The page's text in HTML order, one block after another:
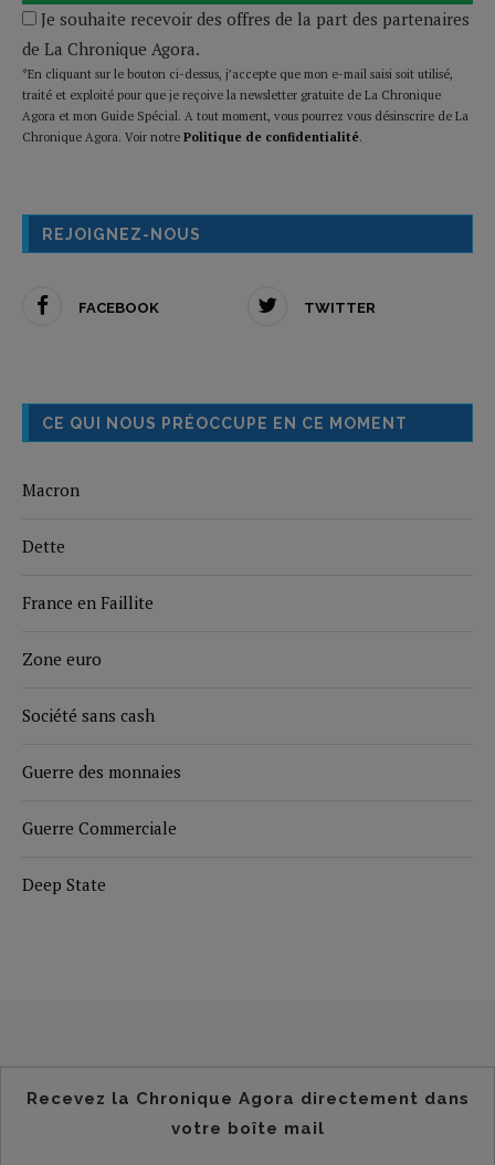
Je souhaite recevoir des offres de la part des partenaires
de La Chronique Agora.
*En cliquant sur le bouton ci-dessus, j’accepte que mon e-mail saisi soit utilisé,
traité et exploité pour que je reçoive la newsletter gratuite de La Chronique
Agora et mon Guide Spécial. A tout moment, vous pourrez vous désinscrire de La
Chronique Agora. Voir notre Politique de confidentialité.
REJOIGNEZ-NOUS
FACEBOOK TWITTER
CE QUI NOUS PRÉOCCUPE EN CE MOMENT
Macron
Dette
France en Faillite
Zone euro
Société sans cash
Guerre des monnaies
Guerre Commerciale
Deep State
Recevez la Chronique Agora directement dans
votre boîte mail